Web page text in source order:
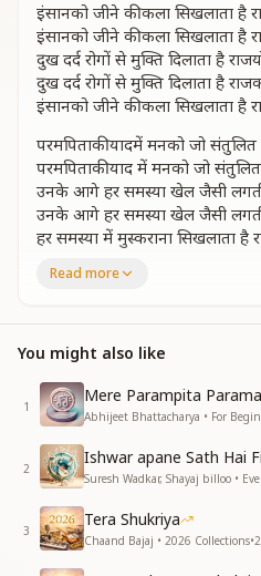
इंसानको जीने की कला सिखलाता है
इंसानको जीने की कला सिखलाता है
दुख दर्द रोगों से मुक्ति दिलाता है
दुख दर्द रोगों से मुक्ति दिलाता है
इंसानको जीने की कला सिखलाता है
परमपिताकी यादमें मनको जो
परमपिताकी याद में मनको जो
उनके आगे हर समस्या खेल जैसी
उनके आगे हर समस्या खेल जैसी
हर समस्या में मुस्कराना सिखलाता है
इंसानको जीने की कला सिखलाता है
हे मानव इस जगमें जो मेहमान बनकर
खुदको परमपिताकी जो संतान सदा
हे मानव इस जगमें जो मेहमान बनकर
खुदको परमपिताकी जो संतान सदा
प्रेम एकता शांति का सबको देता
प्रेम एकता शांति का सबको देता
इंसानको जीने की कला सिखलाता है
सबसे बड़ी कला है मन को ईश्वर में
जीवनको चमकाना
सबसे बड़ी कला है मन को ईश्वर में
जीवनको चमकाना
Read more
You might also like
1
Mere Parampita
Abhijeet Bhattacharya • For
2
Ishwar apane Sath Hai
Suresh Wadkar, Shayaj billoo •
3
Tera Shukriya
Chaand Bajaj • 2026 Collections•